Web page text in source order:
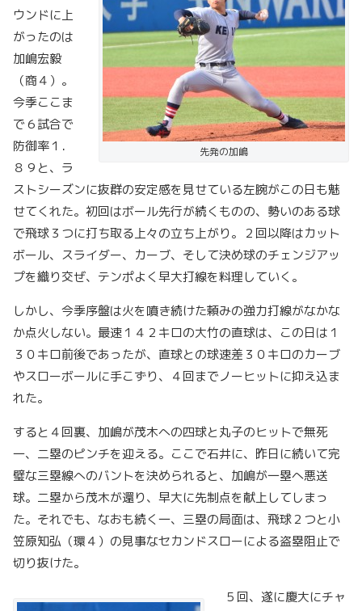
先発の加嶋
ウンドに上
がったのは
加嶋宏毅
（商４）。
今季ここま
で６試合で
防御率１．
８９と、ラ
ストシーズンに抜群の安定感を見せている左腕がこの日も魅
せてくれた。初回はボール先行が続くものの、勢いのある球
で飛球３つに打ち取る上々の立ち上がり。２回以降はカット
ボール、スライダー、カーブ、そして決め球のチェンジアッ
プを織り交ぜ、テンポよく早大打線を料理していく。
しかし、今季序盤は火を噴き続けた頼みの強力打線がなかな
か点火しない。最速１４２キロの大竹の直球は、この日は１
３０キロ前後であったが、直球との球速差３０キロのカーブ
やスローボールに手こずり、４回までノーヒットに抑え込ま
れた。
すると４回裏、加嶋が茂木への四球と丸子のヒットで無死
一、二塁のピンチを迎える。ここで石井に、昨日に続いて完
璧な三塁線へのバントを決められると、加嶋が一塁へ悪送
球。二塁から茂木が還り、早大に先制点を献上してしまっ
た。それでも、なおも続く一、三塁の局面は、飛球２つと小
笠原知弘（環４）の見事なセカンドスローによる盗塁阻止で
切り抜けた。
５回、遂に慶大にチャ